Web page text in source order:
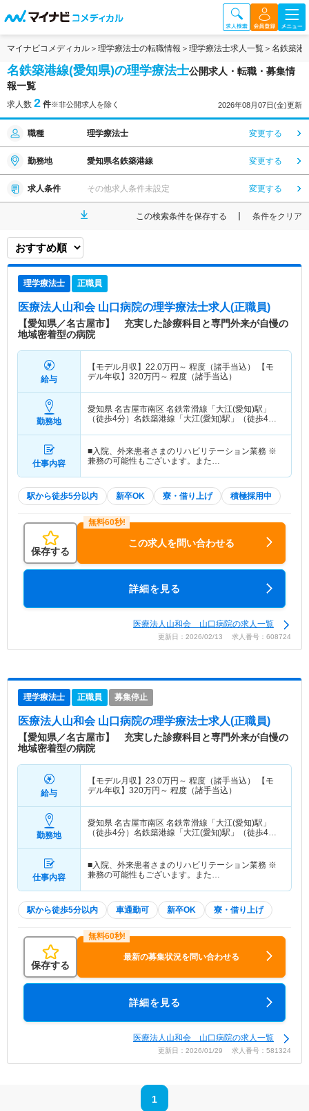
マイナビコメディカル 理学療法士の転職情報 理学療法士求人一覧 名鉄築港
名鉄築港線(愛知県)の理学療法士公開求人・転職・募集情
報一覧
求人数 2 件※非公開求人を除く 2026年08月07日(金)更新
職種 理学療法士 変更する
勤務地 愛知県名鉄築港線 変更する
求人条件 その他求人条件未設定 変更する
この検索条件を保存する 条件をクリア
理学療法士 正職員
医療法人山和会 山口病院の理学療法士求人(正職員)
【愛知県／名古屋市】 充実した診療科目と専門外来が自慢の
地域密着型の病院
給与
【モデル月収】 22.0万円～ 程度（諸手当込） 【モ
デル年収】 320万円～ 程度（諸手当込）
勤務地
愛知県 名古屋市南区 名鉄常滑線「大江(愛知)駅」
（徒歩4分）名鉄築港線「大江(愛知)駅」（徒歩4
仕事内容
■入院、外来患者さまのリハビリテーション業務 ※
兼務の可能性もございます。また…
駅から徒歩5分以内 新卒OK 寮・借り上げ 積極採用中
保存する
この求人を問い合わせる
詳細を見る
医療法人山和会 山口病院の求人一覧
更新日：2026/02/13 求人番号：608724
理学療法士 正職員 募集停止
医療法人山和会 山口病院の理学療法士求人(正職員)
【愛知県／名古屋市】 充実した診療科目と専門外来が自慢の
地域密着型の病院
給与
【モデル月収】 23.0万円～ 程度（諸手当込） 【モ
デル年収】 320万円～ 程度（諸手当込）
勤務地
愛知県 名古屋市南区 名鉄常滑線「大江(愛知)駅」
（徒歩4分）名鉄築港線「大江(愛知)駅」（徒歩4
仕事内容
■入院、外来患者さまのリハビリテーション業務 ※
兼務の可能性もございます。また…
駅から徒歩5分以内 車通勤可 新卒OK 寮・借り上げ
保存する
最新の募集状況を問い合わせる
詳細を見る
医療法人山和会 山口病院の求人一覧
更新日：2026/01/29 求人番号：581324
1